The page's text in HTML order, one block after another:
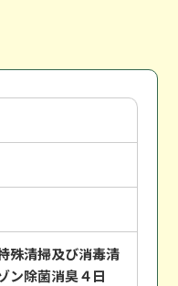
殊清掃及び消毒清
ン除菌消臭４日